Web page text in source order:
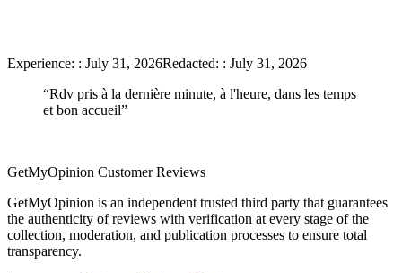
Experience: : July 31, 2026Redacted: : July 31, 2026
“Rdv pris à la dernière minute, à l'heure, dans les temps
et bon accueil”
GetMyOpinion Customer Reviews
GetMyOpinion is an independent trusted third party that guarantees
the authenticity of reviews with verification at every stage of the
collection, moderation, and publication processes to ensure total
transparency.